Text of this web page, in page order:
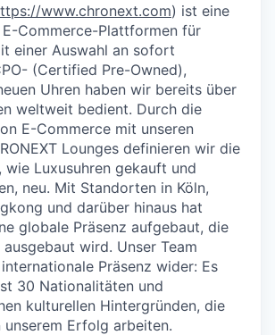
www.chronext.com) ist eine
Commerce-Plattformen für
einer Auswahl an sofort
(Certified Pre-Owned),
Uhren haben wir bereits über
weltweit bedient. Durch die
E-Commerce mit unseren
Lounges definieren wir die
wie Luxusuhren gekauft und
neu. Mit Standorten in Köln,
und darüber hinaus hat
globale Präsenz aufgebaut, die
wird. Unser Team
Präsenz wider: Es
30 Nationalitäten und
kulturellen Hintergründen, die
unserem Erfolg arbeiten.